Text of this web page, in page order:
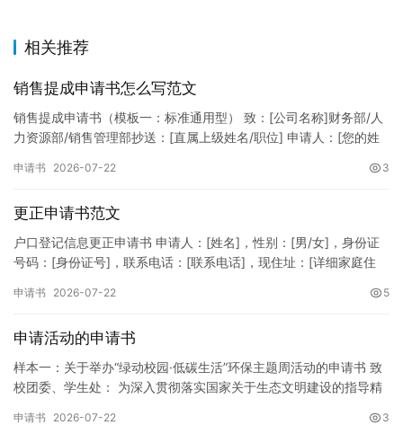
相关推荐
销售提成申请书怎么写范文
销售提成申请书（模板一：标准通用型） 致：[公司名称]财务部/人
力资源部/销售管理部抄送：[直属上级姓名/职位] 申请人：[您的姓
申请书 2026-07-22 3
更正申请书范文
户口登记信息更正申请书 申请人：[姓名]，性别：[男/女]，身份证
号码：[身份证号]，联系电话：[联系电话]，现住址：[详细家庭住
申请书 2026-07-22 5
申请活动的申请书
样本一：关于举办“绿动校园·低碳生活”环保主题周活动的申请书 致
校团委、学生处： 为深入贯彻落实国家关于生态文明建设的指导精
申请书 2026-07-22 3